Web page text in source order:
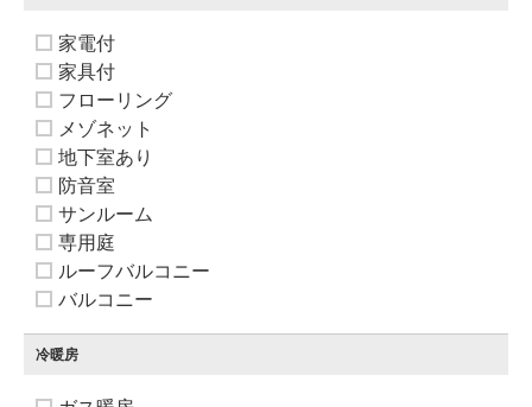
家電付
家具付
フローリング
メゾネット
地下室あり
防音室
サンルーム
専用庭
ルーフバルコニー
バルコニー
冷暖房